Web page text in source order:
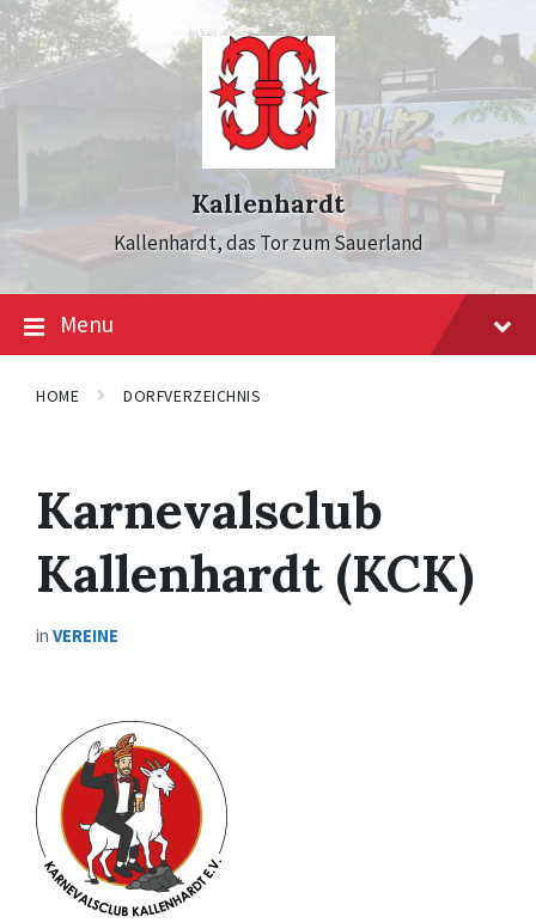
Skip
to
content
Skip
to
main
navigation
Skip
to
footer
Kallenhardt
Kallenhardt, das Tor zum Sauerland
Menu
HOME DORFVERZEICHNIS
Karnevalsclub
Kallenhardt (KCK)
in VEREINE